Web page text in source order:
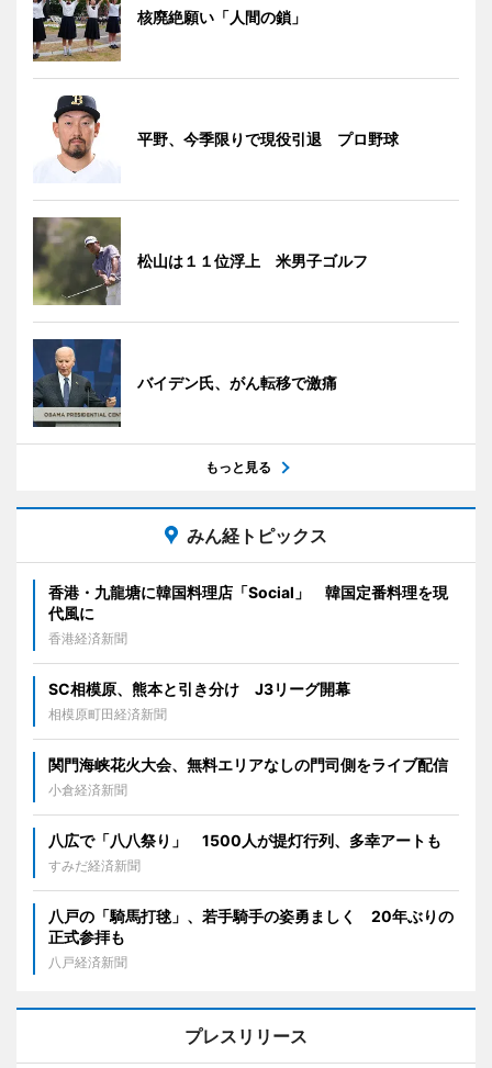
核廃絶願い「人間の鎖」
平野、今季限りで現役引退 プロ野球
松山は１１位浮上 米男子ゴルフ
バイデン氏、がん転移で激痛
もっと見る
みん経トピックス
香港・九龍塘に韓国料理店「Social」 韓国定番料理を現
代風に
香港経済新聞
SC相模原、熊本と引き分け J3リーグ開幕
相模原町田経済新聞
関門海峡花火大会、無料エリアなしの門司側をライブ配信
小倉経済新聞
八広で「八八祭り」 1500人が提灯行列、多幸アートも
すみだ経済新聞
八戸の「騎馬打毬」、若手騎手の姿勇ましく 20年ぶりの
正式参拝も
八戸経済新聞
プレスリリース